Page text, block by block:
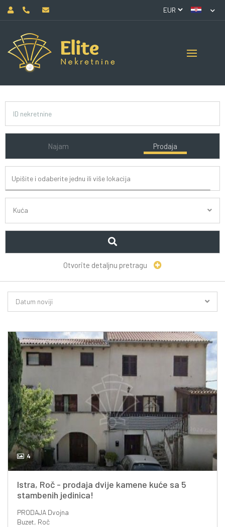
Najam Prodaja
Kuća
Otvorite detaljnu pretragu
Datum noviji
4
Istra, Roč - prodaja dvije kamene kuće sa 5
stambenih jedinica!
PRODAJADvojna
Buzet, Roč